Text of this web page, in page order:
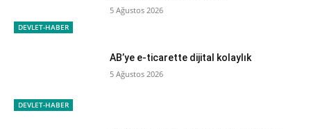
DEVLET-HABER
5 Ağustos 2026
DEVLET-HABER
AB’ye e-ticarette dijital kolaylık
5 Ağustos 2026